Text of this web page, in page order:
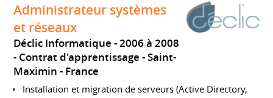
Administrateur systèmes
et réseaux
Déclic Informatique
2006 à 2008
Contrat d'apprentissage
Saint-
Maximin
France
Installation et migration de serveurs (Active Directory,